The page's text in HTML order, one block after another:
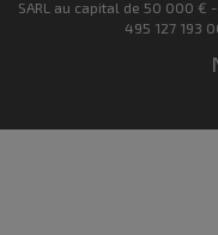
SARL au capital de 50 000 € -
495 127 193